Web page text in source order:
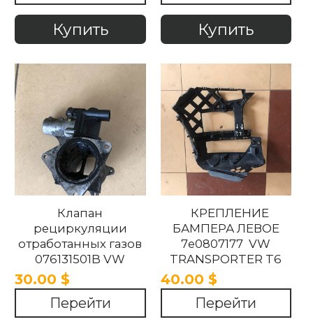
Купить Купить
Клапан
рециркуляции
отработанных газов
076131501B VW
Transporter 2.5tdi
VW Crafter 2006-2018
30.00 $
Перейти
КРЕПЛЕНИЕ
БАМПЕРА ЛЕВОЕ
7e0807177 VW
TRANSPORTER T6
2015-2018
40.00 $
Перейти